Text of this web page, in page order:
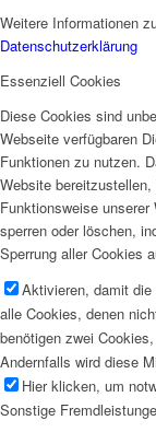
Weitere Informationen
Datenschutzerklärung
Essenziell Cookies
Diese Cookies sind
Webseite verfügbaren
Funktionen zu nutzen.
Website
Funktionsweise
sperren oder löschen,
Sperrung aller Cookies
Aktivieren, damit die
alle Cookies, denen
benötigen zwei
Andernfalls wird diese
Hier klicken, um
Sonstige